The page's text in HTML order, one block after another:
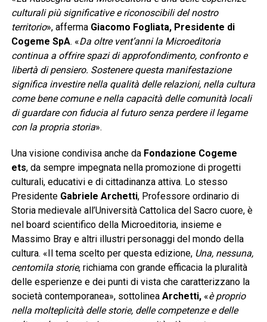
culturali più significative e riconoscibili del nostro
territorio», afferma Giacomo Fogliata, Presidente di
Cogeme SpA. «Da oltre vent’anni la Microeditoria
continua a offrire spazi di approfondimento, confronto e
libertà di pensiero. Sostenere questa manifestazione
significa investire nella qualità delle relazioni, nella cultura
come bene comune e nella capacità delle comunità locali
di guardare con fiducia al futuro senza perdere il legame
con la propria storia».
Una visione condivisa anche da Fondazione Cogeme
ets, da sempre impegnata nella promozione di progetti
culturali, educativi e di cittadinanza attiva. Lo stesso
Presidente Gabriele Archetti, Professore ordinario di
Storia medievale all’Università Cattolica del Sacro cuore, è
nel board scientifico della Microeditoria, insieme e
Massimo Bray e altri illustri personaggi del mondo della
cultura. «Il tema scelto per questa edizione, Una, nessuna,
centomila storie, richiama con grande efficacia la pluralità
delle esperienze e dei punti di vista che caratterizzano la
società contemporanea», sottolinea Archetti, «è proprio
nella molteplicità delle storie, delle competenze e delle